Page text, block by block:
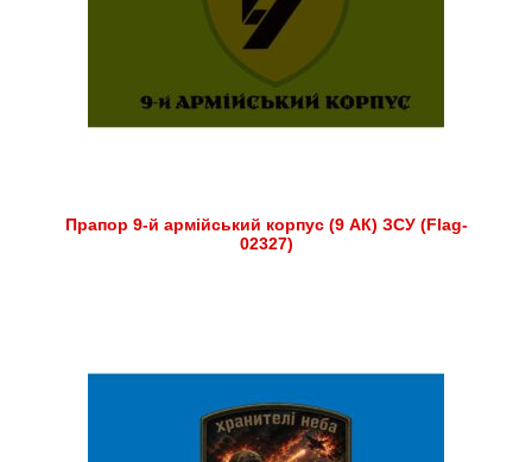
Прапор 9-й армійський корпус (9 АК) ЗСУ (Flag-
02327)